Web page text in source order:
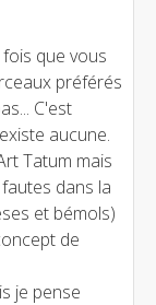
que vous
préférés
C'est
aucune.
Tatum mais
dans la
et bémols)
de
je pense